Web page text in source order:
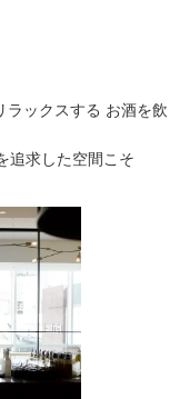
ラックスする お酒を飲
追求した空間こそ